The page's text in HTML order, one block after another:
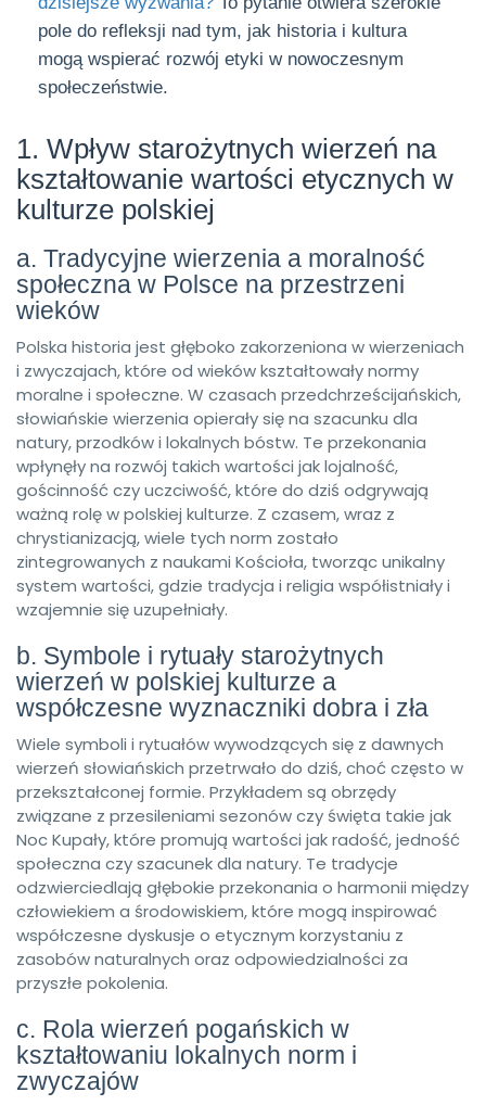
pole do refleksji nad tym, jak historia i kultura
mogą wspierać rozwój etyki w nowoczesnym
społeczeństwie.
1. Wpływ starożytnych wierzeń na
kształtowanie wartości etycznych w
kulturze polskiej
a. Tradycyjne wierzenia a moralność
społeczna w Polsce na przestrzeni
wieków
Polska historia jest głęboko zakorzeniona w wierzeniach
i zwyczajach, które od wieków kształtowały normy
moralne i społeczne. W czasach przedchrześcijańskich,
słowiańskie wierzenia opierały się na szacunku dla
natury, przodków i lokalnych bóstw. Te przekonania
wpłynęły na rozwój takich wartości jak lojalność,
gościnność czy uczciwość, które do dziś odgrywają
ważną rolę w polskiej kulturze. Z czasem, wraz z
chrystianizacją, wiele tych norm zostało
zintegrowanych z naukami Kościoła, tworząc unikalny
system wartości, gdzie tradycja i religia współistniały i
wzajemnie się uzupełniały.
b. Symbole i rytuały starożytnych
wierzeń w polskiej kulturze a
współczesne wyznaczniki dobra i zła
Wiele symboli i rytuałów wywodzących się z dawnych
wierzeń słowiańskich przetrwało do dziś, choć często w
przekształconej formie. Przykładem są obrzędy
związane z przesileniami sezonów czy święta takie jak
Noc Kupały, które promują wartości jak radość, jedność
społeczna czy szacunek dla natury. Te tradycje
odzwierciedlają głębokie przekonania o harmonii między
człowiekiem a środowiskiem, które mogą inspirować
współczesne dyskusje o etycznym korzystaniu z
zasobów naturalnych oraz odpowiedzialności za
przyszłe pokolenia.
c. Rola wierzeń pogańskich w
kształtowaniu lokalnych norm i
zwyczajów